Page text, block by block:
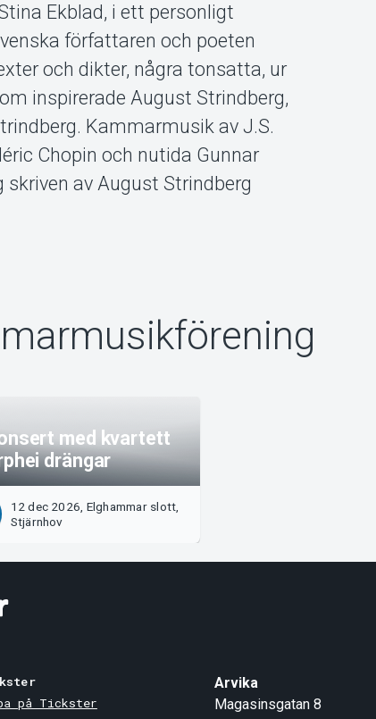
Ekblad, i ett personligt
författaren och poeten
och dikter, några tonsatta, ur
inspirerade August Strindberg,
Kammarmusik av J.S.
Chopin och nutida Gunnar
skriven av August Strindberg
med kvartett
drängar
12 dec 2026, Elghammar slott,
Stjärnhov
på Tickster
Arvika
Magasinsgatan 8